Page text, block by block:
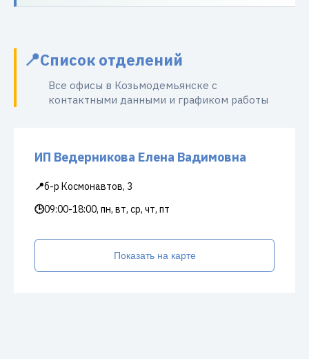
Список отделений
Все офисы в Козьмодемьянске с
контактными данными и графиком работы
ИП Ведерникова Елена Вадимовна
📍б-р Космонавтов, 3
🕒09:00-18:00, пн, вт, ср, чт, пт
Показать на карте